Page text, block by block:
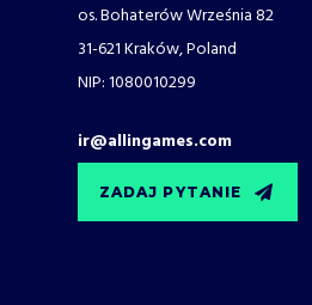
os. Bohaterów Września 82
31-621 Kraków, Poland
NIP: 1080010299
ir@allingames.com
ZADAJ PYTANIE